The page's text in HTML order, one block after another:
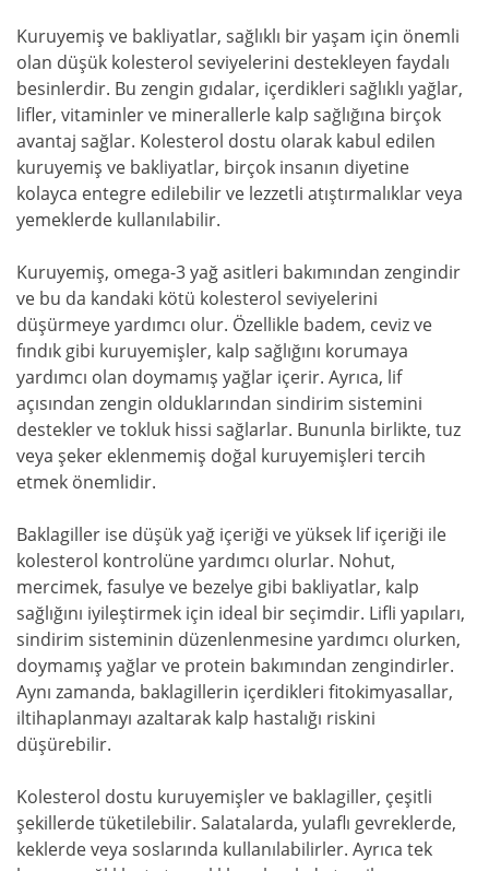
Kuruyemiş ve bakliyatlar, sağlıklı bir yaşam için önemli
olan düşük kolesterol seviyelerini destekleyen faydalı
besinlerdir. Bu zengin gıdalar, içerdikleri sağlıklı yağlar,
lifler, vitaminler ve minerallerle kalp sağlığına birçok
avantaj sağlar. Kolesterol dostu olarak kabul edilen
kuruyemiş ve bakliyatlar, birçok insanın diyetine
kolayca entegre edilebilir ve lezzetli atıştırmalıklar veya
yemeklerde kullanılabilir.
Kuruyemiş, omega-3 yağ asitleri bakımından zengindir
ve bu da kandaki kötü kolesterol seviyelerini
düşürmeye yardımcı olur. Özellikle badem, ceviz ve
fındık gibi kuruyemişler, kalp sağlığını korumaya
yardımcı olan doymamış yağlar içerir. Ayrıca, lif
açısından zengin olduklarından sindirim sistemini
destekler ve tokluk hissi sağlarlar. Bununla birlikte, tuz
veya şeker eklenmemiş doğal kuruyemişleri tercih
etmek önemlidir.
Baklagiller ise düşük yağ içeriği ve yüksek lif içeriği ile
kolesterol kontrolüne yardımcı olurlar. Nohut,
mercimek, fasulye ve bezelye gibi bakliyatlar, kalp
sağlığını iyileştirmek için ideal bir seçimdir. Lifli yapıları,
sindirim sisteminin düzenlenmesine yardımcı olurken,
doymamış yağlar ve protein bakımından zengindirler.
Aynı zamanda, baklagillerin içerdikleri fitokimyasallar,
iltihaplanmayı azaltarak kalp hastalığı riskini
düşürebilir.
Kolesterol dostu kuruyemişler ve baklagiller, çeşitli
şekillerde tüketilebilir. Salatalarda, yulaflı gevreklerde,
keklerde veya soslarında kullanılabilirler. Ayrıca tek